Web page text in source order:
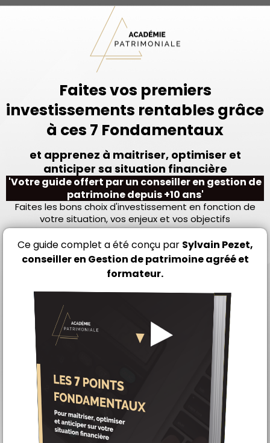
Faites vos premiers
investissements rentables grâce
à ces 7 Fondamentaux
et apprenez à maitriser, optimiser et
anticiper sa situation financière
'Votre guide offert par un conseiller en gestion de
patrimoine depuis +10 ans'
Faites les bons choix d'investissement en fonction de
votre situation, vos enjeux et vos objectifs
Ce guide complet a été conçu par Sylvain Pezet,
conseiller en Gestion de patrimoine agréé et
formateur.